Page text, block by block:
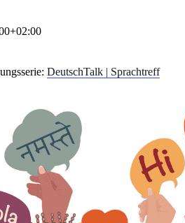
DeutschTalk | Sprachtreff